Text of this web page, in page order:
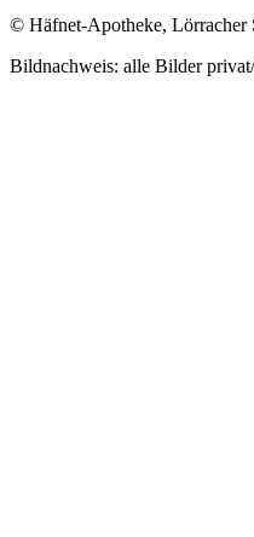
© Häfnet-Apotheke, Lörracher
Bildnachweis: alle Bilder